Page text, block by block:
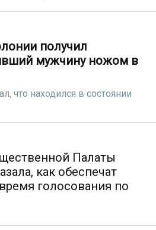
получил
мужчину ножом в
что находился в состоянии
Палаты
как обеспечат
голосования по